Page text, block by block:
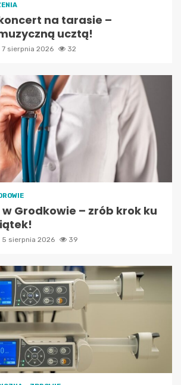
na tarasie –
ucztą!
7 sierpnia 2026 32
Grodkowie – zrób krok ku
5 sierpnia 2026 39